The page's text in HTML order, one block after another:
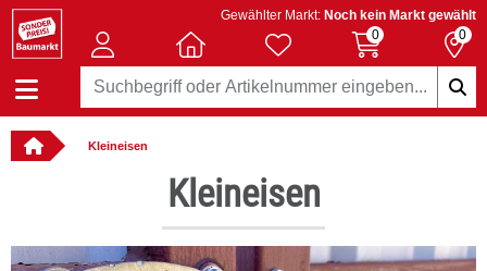
Gewählter Markt: Noch kein Markt gewählt
0
0
Kleineisen
online bestellbar
Kleineisen